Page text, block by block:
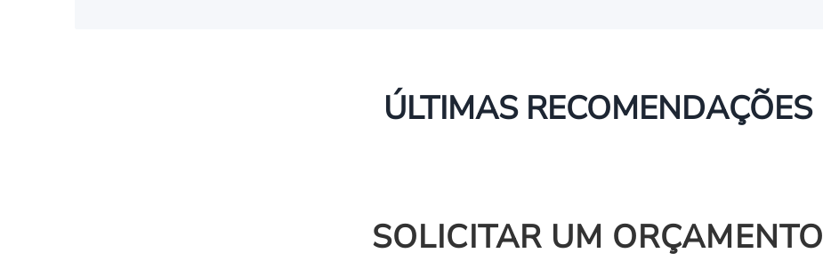
ÚLTIMAS RECOMENDAÇÕES
SOLICITAR UM ORÇAMENTO